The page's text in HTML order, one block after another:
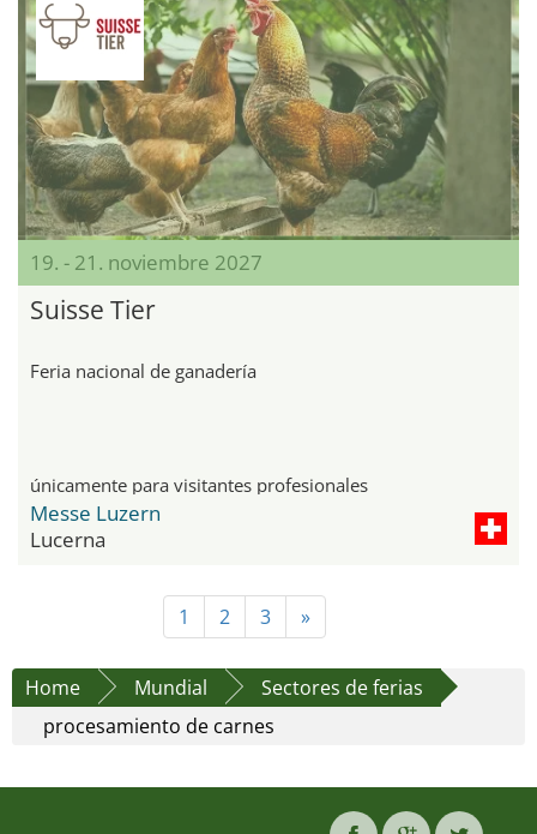
19. - 21. noviembre 2027
Suisse Tier
Feria nacional de ganadería
únicamente para visitantes profesionales
Messe Luzern
Lucerna
1 2 3 »
Home Mundial
Sectores de ferias
procesamiento de carnes